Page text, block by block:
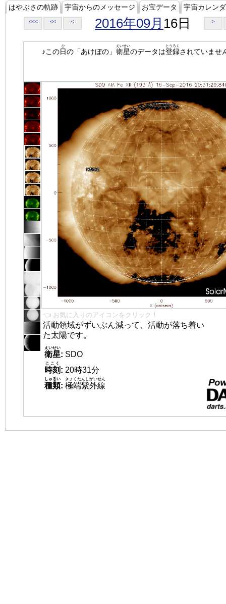
はやぶさの軌跡 宇宙からのメッセージ お宝データ 宇宙カレン
<<< << < 2016年09月 16日 >
♪この日
ひ
の「あけぼの」 衛星
えいせい
のデータは登録
とうろく
されていませ
👈 お気に入りのアイコンをクリック！
活動領域がずいぶん減って、活動が落ち着い
た太陽です。
衛星
えいせい
: SDO
時刻
じこく
: 20時31分
種類
しゅるい
: 極端紫外線
きょくたんしがいせん